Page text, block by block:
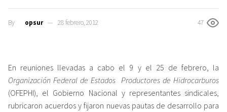
By opsur 28 febrero, 2012 47
En reuniones llevadas a cabo el 9 y el 25 de febrero, la
Organización Federal de Estados Productores de Hidrocarburos
(OFEPHI), el Gobierno Nacional y representantes sindicales,
rubricaron acuerdos y fijaron nuevas pautas de desarrollo para